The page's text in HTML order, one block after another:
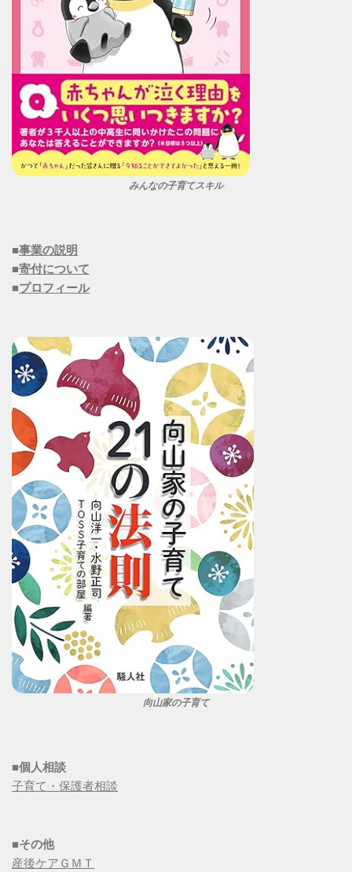
みんなの子育てスキル
■事業の説明
■寄付について
■プロフィール
向山家の子育て
■個人相談
子育て・保護者相談
■その他
産後ケアＧＭＴ